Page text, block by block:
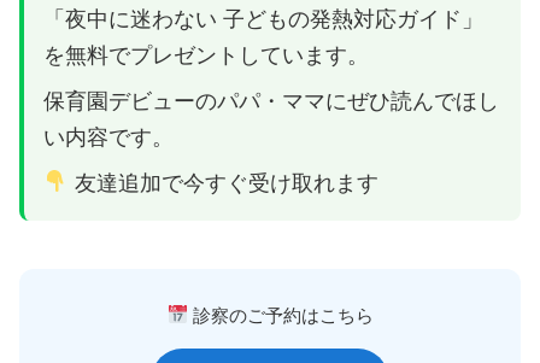
「夜中に迷わない 子どもの発熱対応ガイド」
を無料でプレゼントしています。
保育園デビューのパパ・ママにぜひ読んでほし
い内容です。
友達追加で今すぐ受け取れます
診察のご予約はこちら